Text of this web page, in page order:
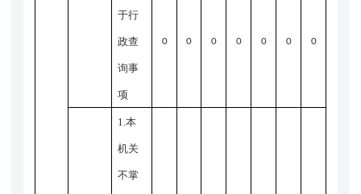
于行
政查
询事
项
0 0 0 0 0 0 0
1.本
机关
不掌